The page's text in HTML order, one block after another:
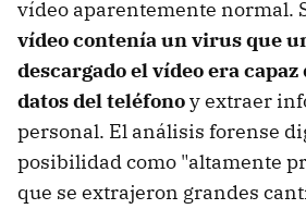
vídeo aparentemente normal.
vídeo contenía un virus que
descargado el vídeo era capaz
datos del teléfonoy extraer
personal. El análisis forense
posibilidad como "altamente
que se extrajeron grandes